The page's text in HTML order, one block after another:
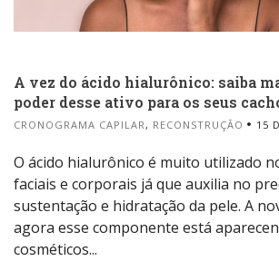
A vez do ácido hialurônico: saiba
poder desse ativo para os seus
CRONOGRAMA CAPILAR, RECONSTRUÇÃO 15
O ácido hialurônico é muito utilizado
faciais e corporais já que auxilia no
sustentação e hidratação da pele. A
agora esse componente está
cosméticos...